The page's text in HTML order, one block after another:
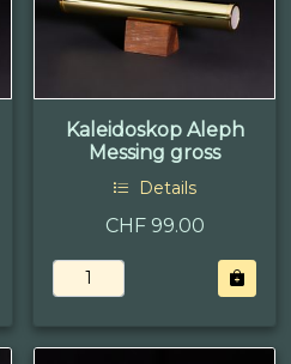
Kaleidoskop Aleph
Messing gross
Details
CHF 99.00